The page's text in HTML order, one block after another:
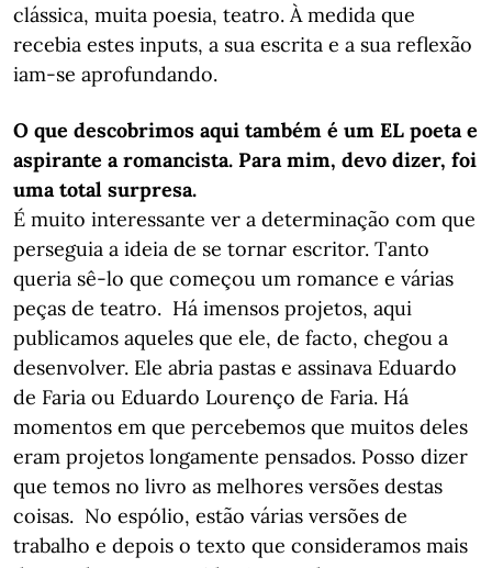
clássica, muita poesia, teatro. À medida que
recebia estes inputs, a sua escrita e a sua reflexão
iam-se aprofundando.
O que descobrimos aqui também é um EL poeta e
aspirante a romancista. Para mim, devo dizer, foi
uma total surpresa.
É muito interessante ver a determinação com que
perseguia a ideia de se tornar escritor. Tanto
queria sê-lo que começou um romance e várias
peças de teatro. Há imensos projetos, aqui
publicamos aqueles que ele, de facto, chegou a
desenvolver. Ele abria pastas e assinava Eduardo
de Faria ou Eduardo Lourenço de Faria. Há
momentos em que percebemos que muitos deles
eram projetos longamente pensados. Posso dizer
que temos no livro as melhores versões destas
coisas. No espólio, estão várias versões de
trabalho e depois o texto que consideramos mais